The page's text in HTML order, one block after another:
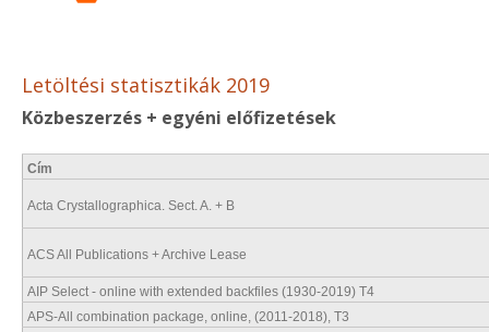
Letöltési statisztikák 2019
Közbeszerzés + egyéni előfizetések
Cím
Acta Crystallographica. Sect. A. + B
ACS All Publications + Archive Lease
AIP Select - online with extended backfiles (1930-2019) T4
APS-All combination package, online, (2011-2018), T3